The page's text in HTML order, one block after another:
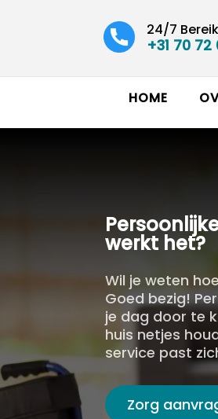
24/7
+31 70
HOME
werkt het?
Wil je weten
Goed bezig!
je dag door te
huis netjes
service past
Zorg